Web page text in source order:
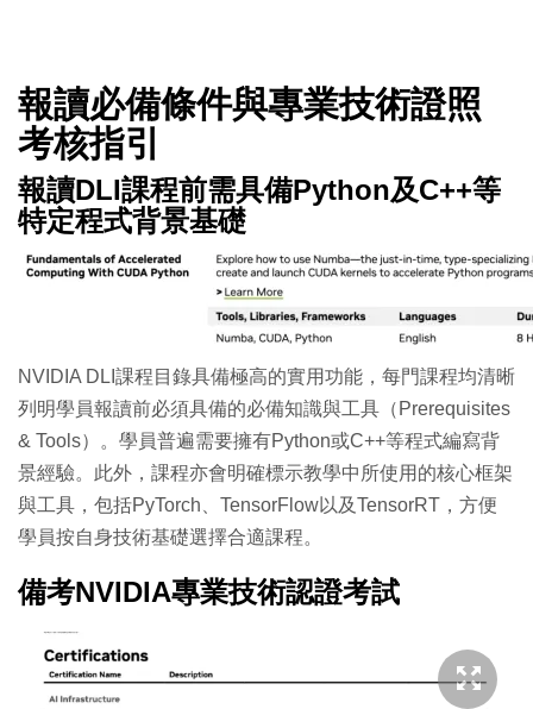
報讀必備條件與專業技術證照
考核指引
報讀DLI課程前需具備Python及C++等
特定程式背景基礎
NVIDIA DLI課程目錄具備極高的實用功能，每門課程均清晰
列明學員報讀前必須具備的必備知識與工具（Prerequisites
& Tools）。學員普遍需要擁有Python或C++等程式編寫背
景經驗。此外，課程亦會明確標示教學中所使用的核心框架
與工具，包括PyTorch、TensorFlow以及TensorRT，方便
學員按自身技術基礎選擇合適課程。
備考NVIDIA專業技術認證考試